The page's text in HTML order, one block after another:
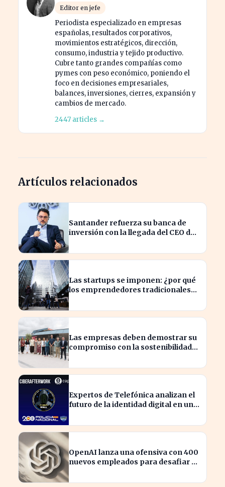
Editor en jefe
Periodista especializado en empresas
españolas, resultados corporativos,
movimientos estratégicos, dirección,
consumo, industria y tejido productivo.
Cubre tanto grandes compañías como
pymes con peso económico, poniendo el
foco en decisiones empresariales,
balances, inversiones, cierres, expansión y
cambios de mercado.
2447 articles →
Artículos relacionados
Santander refuerza su banca de
inversión con la llegada del CEO de
Las startups se imponen: ¿por qué
los emprendedores tradicionales
Las empresas deben demostrar su
compromiso con la sostenibilidad
Expertos de Telefónica analizan el
futuro de la identidad digital en un
OpenAI lanza una ofensiva con 400
nuevos empleados para desafiar a